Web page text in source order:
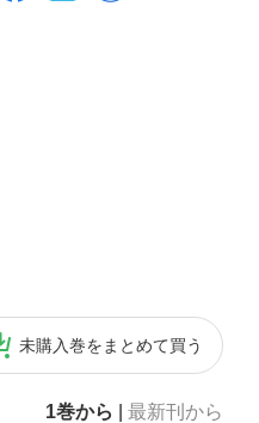
未購入巻をまとめて買う
1巻から 最新刊から